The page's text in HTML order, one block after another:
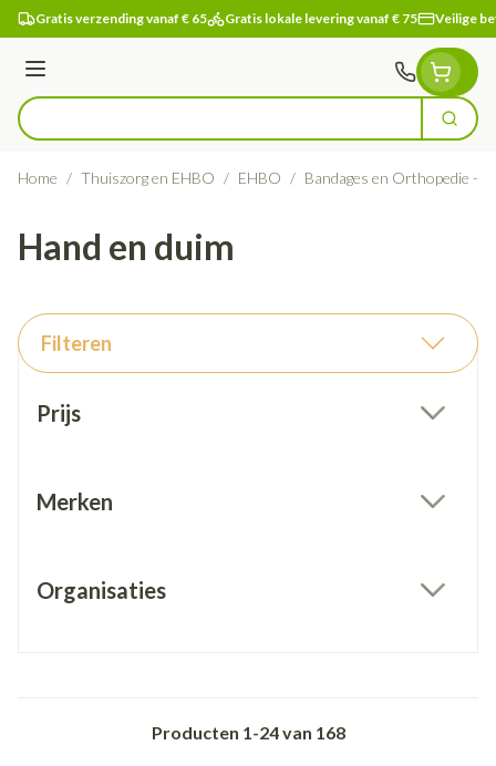
Ga naar de inhoud
Gratis verzending vanaf € 65 Gratis lokale levering vanaf € 75 Veilige
Menu
Product, merk, categorie... Zoek
Home / Thuiszorg en EHBO / EHBO / Bandages en Orthopedie -
Hand en duim
Filteren
Prijs
Merken
Organisaties
Producten 1-24van 168